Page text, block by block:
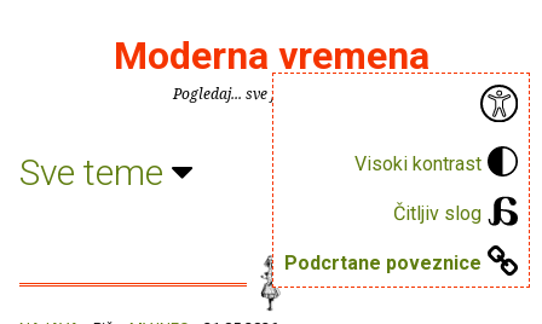
Visoki kontrast
Čitljiv slog
Podcrtane poveznice
Moderna vremena
Pogledaj... sve je puno knjiga.
Sve teme